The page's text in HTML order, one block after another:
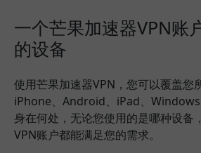
一个芒果加速器VPN账
的设备
使用芒果加速器VPN，您可以覆盖您
iPhone、Android、iPad、Windows
身在何处，无论您使用的是哪种设备
VPN账户都能满足您的需求。